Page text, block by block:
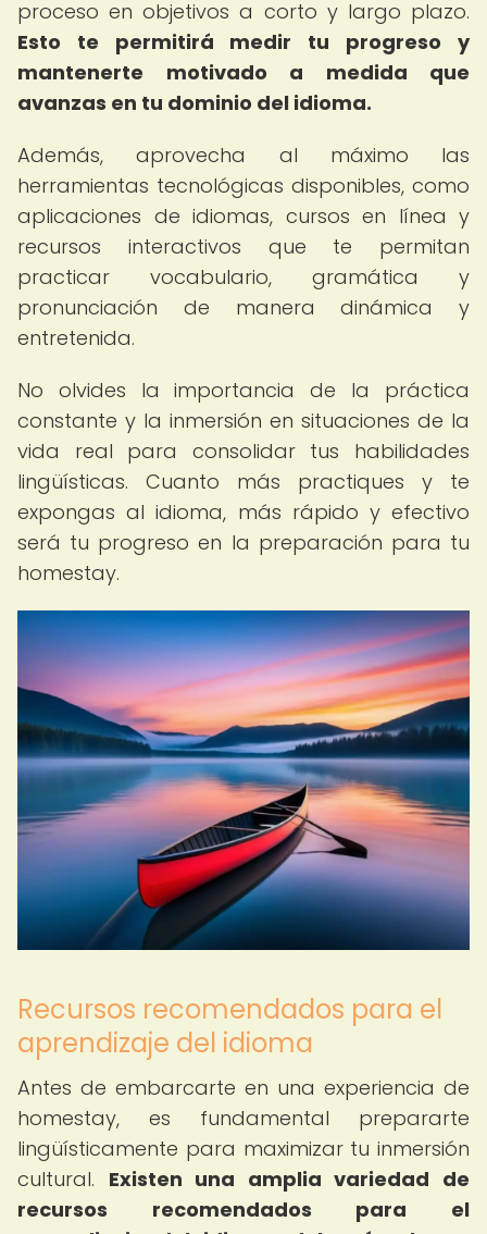
proceso en objetivos a corto y largo plazo.
Esto te permitirá medir tu progreso y
mantenerte motivado a medida que
avanzas en tu dominio del idioma.
Además, aprovecha al máximo las
herramientas tecnológicas disponibles, como
aplicaciones de idiomas, cursos en línea y
recursos interactivos que te permitan
practicar vocabulario, gramática y
pronunciación de manera dinámica y
entretenida.
No olvides la importancia de la práctica
constante y la inmersión en situaciones de la
vida real para consolidar tus habilidades
lingüísticas. Cuanto más practiques y te
expongas al idioma, más rápido y efectivo
será tu progreso en la preparación para tu
homestay.
Recursos recomendados para el
aprendizaje del idioma
Antes de embarcarte en una experiencia de
homestay, es fundamental prepararte
lingüísticamente para maximizar tu inmersión
cultural. Existen una amplia variedad de
recursos recomendados para el